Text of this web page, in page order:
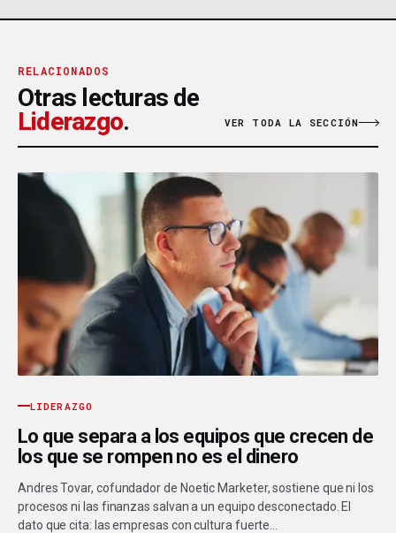
RELACIONADOS
Otras lecturas de
Liderazgo. VER TODA LA SECCIÓN
LIDERAZGO
Lo que separa a los equipos que crecen de
los que se rompen no es el dinero
Andres Tovar, cofundador de Noetic Marketer, sostiene que ni los
procesos ni las finanzas salvan a un equipo desconectado. El
dato que cita: las empresas con cultura fuerte…